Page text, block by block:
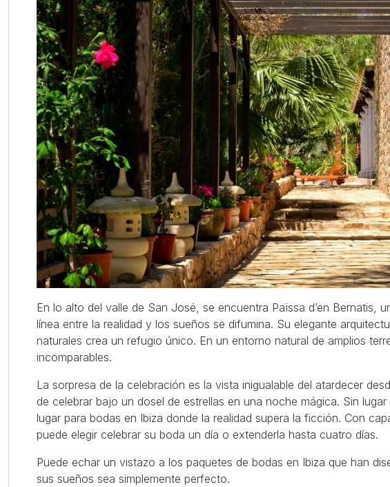
En lo alto del valle de San José, se encuentra Païssa d’en Bernatis,
línea entre la realidad y los sueños se difumina. Su elegante
naturales crea un refugio único. En un entorno natural de amplios
incomparables.
La sorpresa de la celebración es la vista inigualable del atardecer
de celebrar bajo un dosel de estrellas en una noche mágica. Sin
lugar para bodas en Ibiza donde la realidad supera la ficción. Con
puede elegir celebrar su boda un día o extenderla hasta cuatro días.
Puede echar un vistazo a los paquetes de bodas en Ibiza que han
sus sueños sea simplemente perfecto.